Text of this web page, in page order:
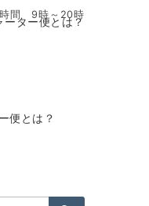
時間 9時～20時
便とは？
ーター便とは？